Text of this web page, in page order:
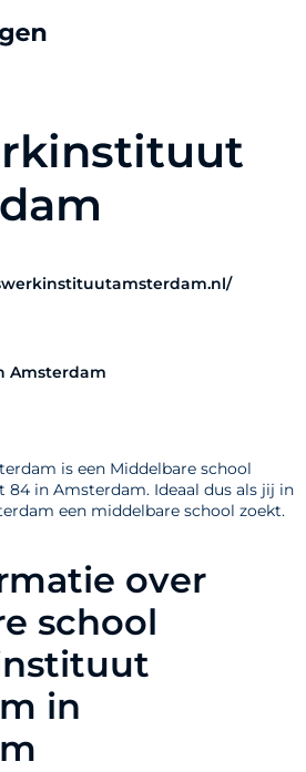
Amsterdam
is een Middelbare school
84 in Amsterdam. Ideaal dus als jij in
een middelbare school zoekt.
over
school
in